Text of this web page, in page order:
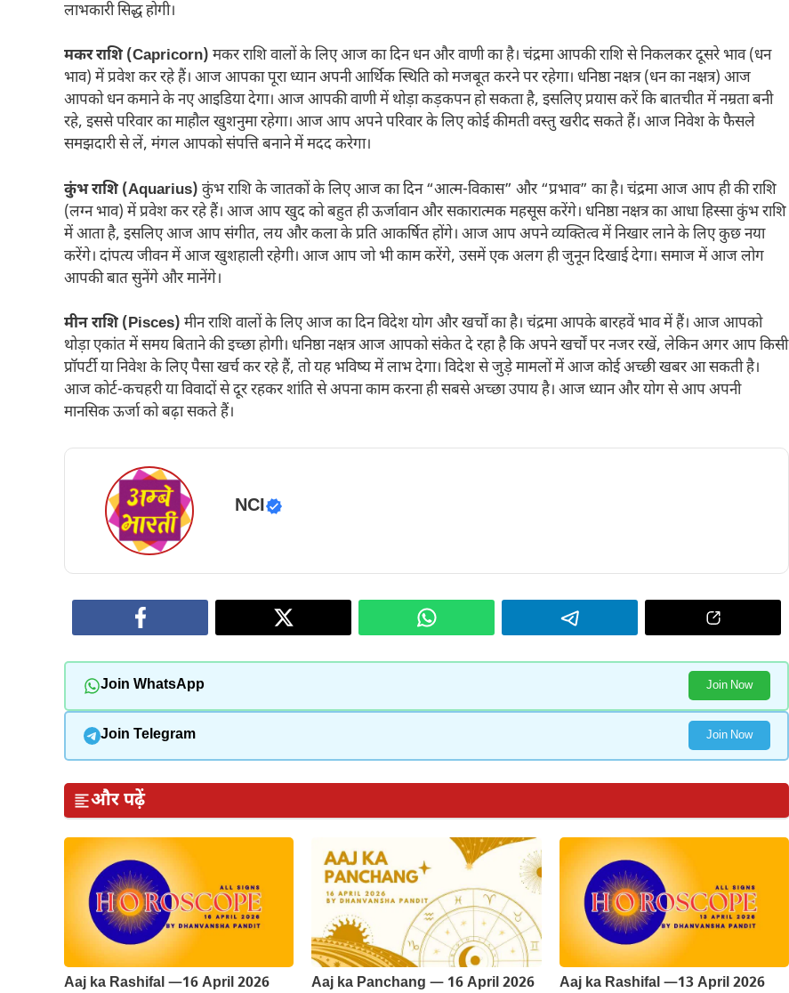
लाभकारी सिद्ध होगी।
मकर राशि (Capricorn) मकर राशि वालों के लिए आज का दिन धन और वाणी का है। चंद्रमा आपकी राशि से निकलकर दूसरे भाव (धन
भाव) में प्रवेश कर रहे हैं। आज आपका पूरा ध्यान अपनी आर्थिक स्थिति को मजबूत करने पर रहेगा। धनिष्ठा नक्षत्र (धन का नक्षत्र) आज
आपको धन कमाने के नए आइडिया देगा। आज आपकी वाणी में थोड़ा कड़कपन हो सकता है, इसलिए प्रयास करें कि बातचीत में नम्रता बनी
रहे, इससे परिवार का माहौल खुशनुमा रहेगा। आज आप अपने परिवार के लिए कोई कीमती वस्तु खरीद सकते हैं। आज निवेश के फैसले
समझदारी से लें, मंगल आपको संपत्ति बनाने में मदद करेगा।
कुंभ राशि (Aquarius) कुंभ राशि के जातकों के लिए आज का दिन “आत्म-विकास” और “प्रभाव” का है। चंद्रमा आज आप ही की राशि
(लग्न भाव) में प्रवेश कर रहे हैं। आज आप खुद को बहुत ही ऊर्जावान और सकारात्मक महसूस करेंगे। धनिष्ठा नक्षत्र का आधा हिस्सा कुंभ राशि
में आता है, इसलिए आज आप संगीत, लय और कला के प्रति आकर्षित होंगे। आज आप अपने व्यक्तित्व में निखार लाने के लिए कुछ नया
करेंगे। दांपत्य जीवन में आज खुशहाली रहेगी। आज आप जो भी काम करेंगे, उसमें एक अलग ही जुनून दिखाई देगा। समाज में आज लोग
आपकी बात सुनेंगे और मानेंगे।
मीन राशि (Pisces) मीन राशि वालों के लिए आज का दिन विदेश योग और खर्चों का है। चंद्रमा आपके बारहवें भाव में हैं। आज आपको
थोड़ा एकांत में समय बिताने की इच्छा होगी। धनिष्ठा नक्षत्र आज आपको संकेत दे रहा है कि अपने खर्चों पर नजर रखें, लेकिन अगर आप किसी
प्रॉपर्टी या निवेश के लिए पैसा खर्च कर रहे हैं, तो यह भविष्य में लाभ देगा। विदेश से जुड़े मामलों में आज कोई अच्छी खबर आ सकती है।
आज कोर्ट-कचहरी या विवादों से दूर रहकर शांति से अपना काम करना ही सबसे अच्छा उपाय है। आज ध्यान और योग से आप अपनी
मानसिक ऊर्जा को बढ़ा सकते हैं।
NCI
Join WhatsApp Join Now
Join Telegram Join Now
और पढ़ें
Aaj ka Rashifal —16 April 2026 Aaj ka Panchang — 16 April 2026 Aaj ka Rashifal —13 April 2026